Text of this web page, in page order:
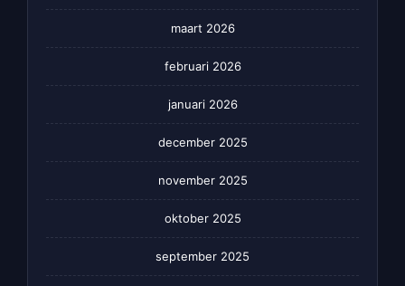
maart 2026
februari 2026
januari 2026
december 2025
november 2025
oktober 2025
september 2025